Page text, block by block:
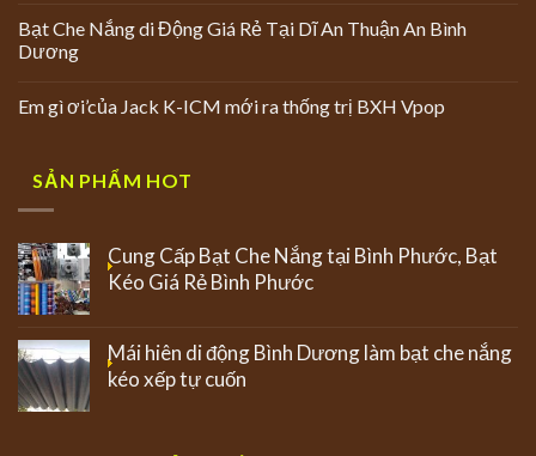
Bạt Che Nắng di Động Giá Rẻ Tại Dĩ An Thuận An Bình
Dương
Em gì ơi’của Jack K-ICM mới ra thống trị BXH Vpop
SẢN PHẨM HOT
Cung Cấp Bạt Che Nắng tại Bình Phước, Bạt
Kéo Giá Rẻ Bình Phước
Mái hiên di động Bình Dương làm bạt che nắng
kéo xếp tự cuốn